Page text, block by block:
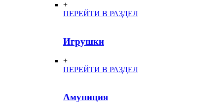
+
ПЕРЕЙТИ В РАЗДЕЛ
Игрушки
+
ПЕРЕЙТИ В РАЗДЕЛ
Амуниция